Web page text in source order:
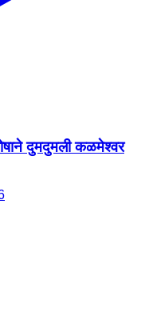
दुमदुमली कळमेश्वर